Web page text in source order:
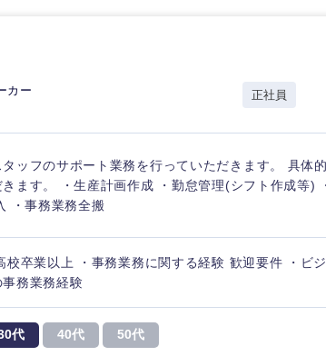
カー
正社員
ッフのサポート業務を行っていただきます。 具体
きます。 ・生産計画作成 ・勤怠管理(シフト作成等)
・事務業務全搬
校卒業以上 ・事務業務に関する経験 歓迎要件 ・ビ
事務業務経験
代 40代 50代